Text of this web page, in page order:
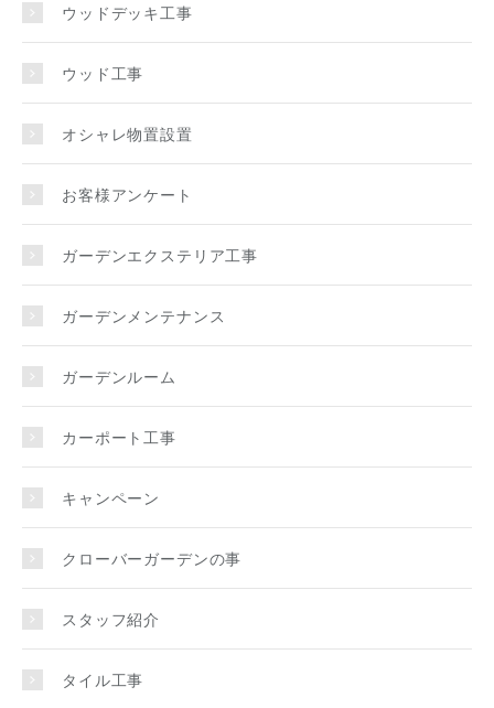
ウッドデッキ工事
ウッド工事
オシャレ物置設置
お客様アンケート
ガーデンエクステリア工事
ガーデンメンテナンス
ガーデンルーム
カーポート工事
キャンペーン
クローバーガーデンの事
スタッフ紹介
タイル工事